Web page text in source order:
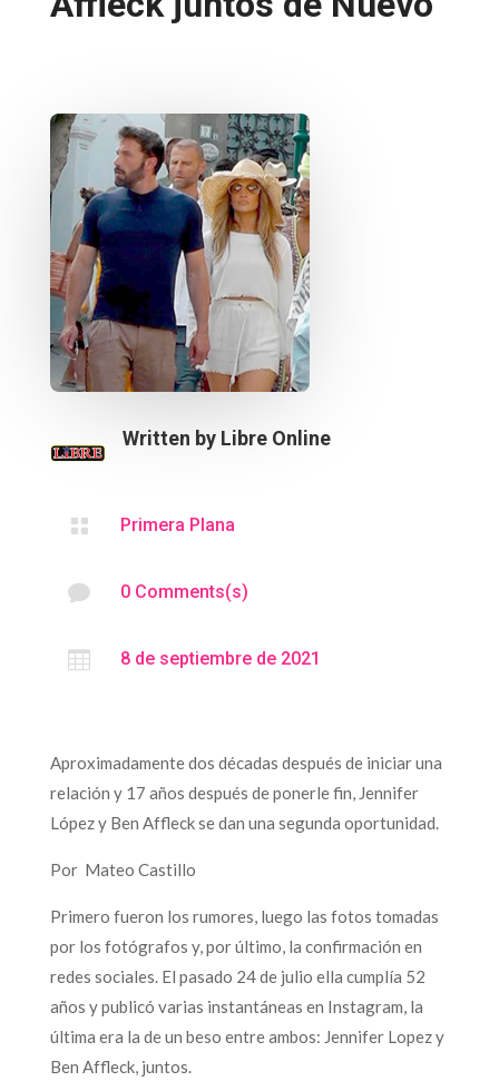
Written by Libre Online
 Primera Plana
 0 Comments(s)
 8 de septiembre de 2021
Aproximadamente dos décadas después de iniciar una
relación y 17 años después de ponerle fin, Jennifer
López y Ben Affleck se dan una segunda oportunidad.
Por Mateo Castillo
Primero fueron los rumores, luego las fotos tomadas
por los fotógrafos y, por último, la confirmación en
redes sociales. El pasado 24 de julio ella cumplía 52
años y publicó varias instantáneas en Instagram, la
última era la de un beso entre ambos: Jennifer Lopez y
Ben Affleck, juntos.